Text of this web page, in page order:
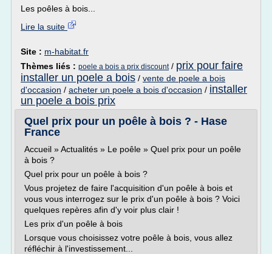
Les poêles à bois...
Lire la suite
Site : m-habitat.fr
Thèmes liés : poele a bois a prix discount/ prix pour faire
installer un poele a bois / vente de poele a bois
d'occasion / acheter un poele a bois d'occasion / installer
un poele a bois prix
Quel prix pour un poêle à bois ? - Hase
France
Accueil » Actualités » Le poêle » Quel prix pour un poêle
à bois ?
Quel prix pour un poêle à bois ?
Vous projetez de faire l'acquisition d'un poêle à bois et
vous vous interrogez sur le prix d'un poêle à bois ? Voici
quelques repères afin d'y voir plus clair !
Les prix d'un poêle à bois
Lorsque vous choisissez votre poêle à bois, vous allez
réfléchir à l'investissement...